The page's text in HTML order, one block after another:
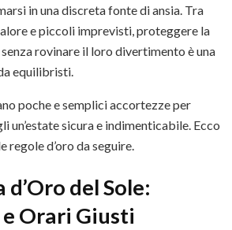
in una discreta fonte di ansia. Tra
e piccoli imprevisti, proteggere la
rovinare il loro divertimento è una
equilibristi.
poche e semplici accortezze per
un’estate sicura e indimenticabile. Ecco
regole d’oro da seguire.
d’Oro del Sole:
Orari Giusti